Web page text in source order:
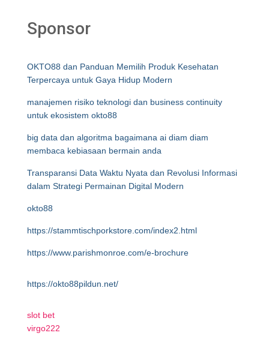
Sponsor
OKTO88 dan Panduan Memilih Produk Kesehatan
Terpercaya untuk Gaya Hidup Modern
manajemen risiko teknologi dan business continuity
untuk ekosistem okto88
big data dan algoritma bagaimana ai diam diam
membaca kebiasaan bermain anda
Transparansi Data Waktu Nyata dan Revolusi Informasi
dalam Strategi Permainan Digital Modern
okto88
https://stammtischporkstore.com/index2.html
https://www.parishmonroe.com/e-brochure
https://okto88pildun.net/
slot bet
virgo222